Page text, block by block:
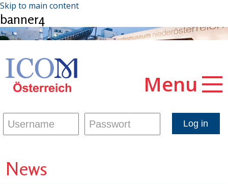
Skip to main content
banner4
Menu
News